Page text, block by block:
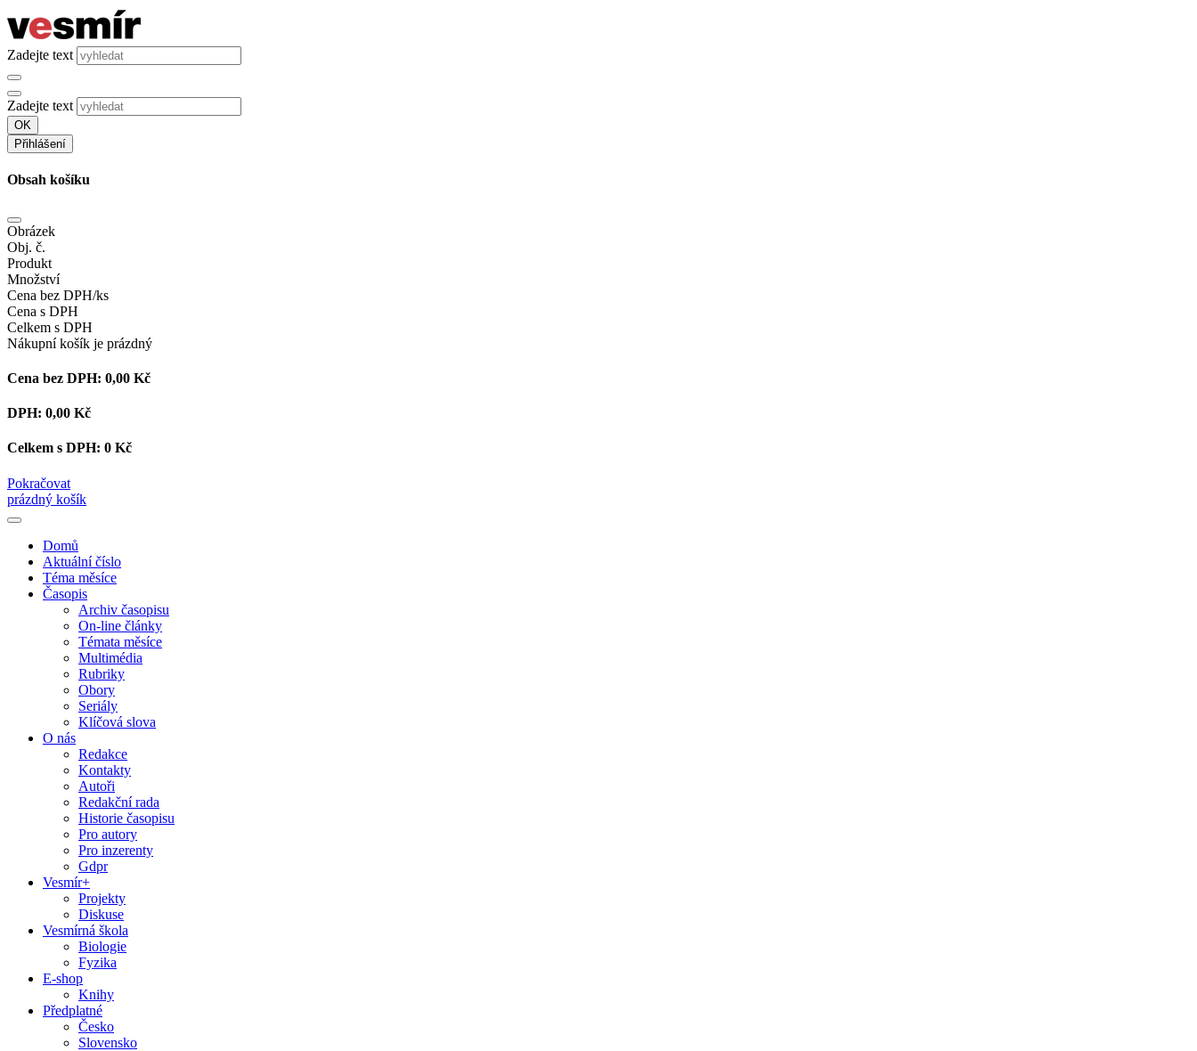
Zadejte text
Zadejte text
OK
Přihlášení
Obsah košíku
Obrázek
Obj. č.
Produkt
Množství
Cena bez DPH/ks
Cena s DPH
Celkem s DPH
Nákupní košík je prázdný
Cena bez DPH: 0,00 Kč
DPH: 0,00 Kč
Celkem s DPH: 0 Kč
Pokračovat
prázdný košík
Domů
Aktuální číslo
Téma měsíce
Časopis
Archiv časopisu
On-line články
Témata měsíce
Multimédia
Rubriky
Obory
Seriály
Klíčová slova
O nás
Redakce
Kontakty
Autoři
Redakční rada
Historie časopisu
Pro autory
Pro inzerenty
Gdpr
Vesmír+
Projekty
Diskuse
Vesmírná škola
Biologie
Fyzika
E-shop
Knihy
Předplatné
Česko
Slovensko